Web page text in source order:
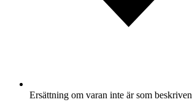
Ersättning om varan inte är som beskriven